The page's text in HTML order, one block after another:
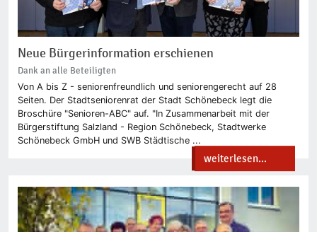
Neue Bürgerinformation erschienen
Dank an alle Beteiligten
Von A bis Z - seniorenfreundlich und seniorengerecht auf 28
Seiten. Der Stadtseniorenrat der Stadt Schönebeck legt die
Broschüre "Senioren-ABC" auf. "In Zusammenarbeit mit der
Bürgerstiftung Salzland - Region Schönebeck, Stadtwerke
Schönebeck GmbH und SWB Städtische ...
weiterlesen...